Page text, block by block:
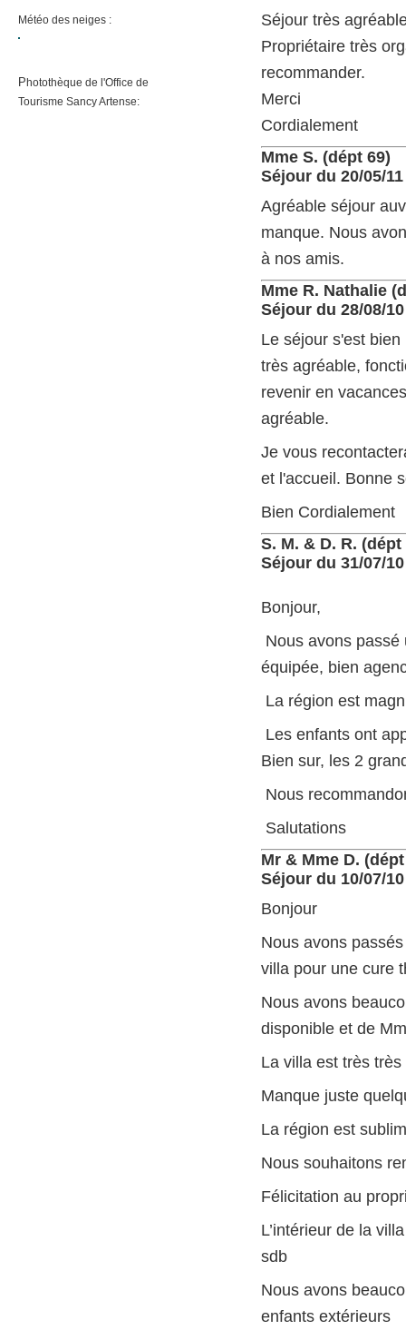
Météo des neiges :
Photothèque de l'Office de
Tourisme Sancy Artense:
Séjour très
Propriétaire très
recommander.
Merci
Cordialement
Mme S. (dépt 69)
Séjour du 20/05/
Agréable séjour
manque. Nous
à nos amis.
Mme R. Nathalie
Séjour du 28/08/
Le séjour s'est
très agréable,
revenir en
agréable.
Je vous
et l'accueil. Bonne
Bien Cordialement
S. M. & D. R. (dépt
Séjour du 31/07/
Bonjour,
Nous avons
équipée, bien
La région est
Les enfants ont
Bien sur, les 2
Nous
Salutations
Mr & Mme D.
Séjour du 10/07/
Bonjour
Nous avons
villa pour une cure
Nous avons
disponible et de
La villa est très très
Manque juste
La région est
Nous souhaitons
Félicitation au
L’intérieur de la
sdb
Nous avons
enfants extérieurs